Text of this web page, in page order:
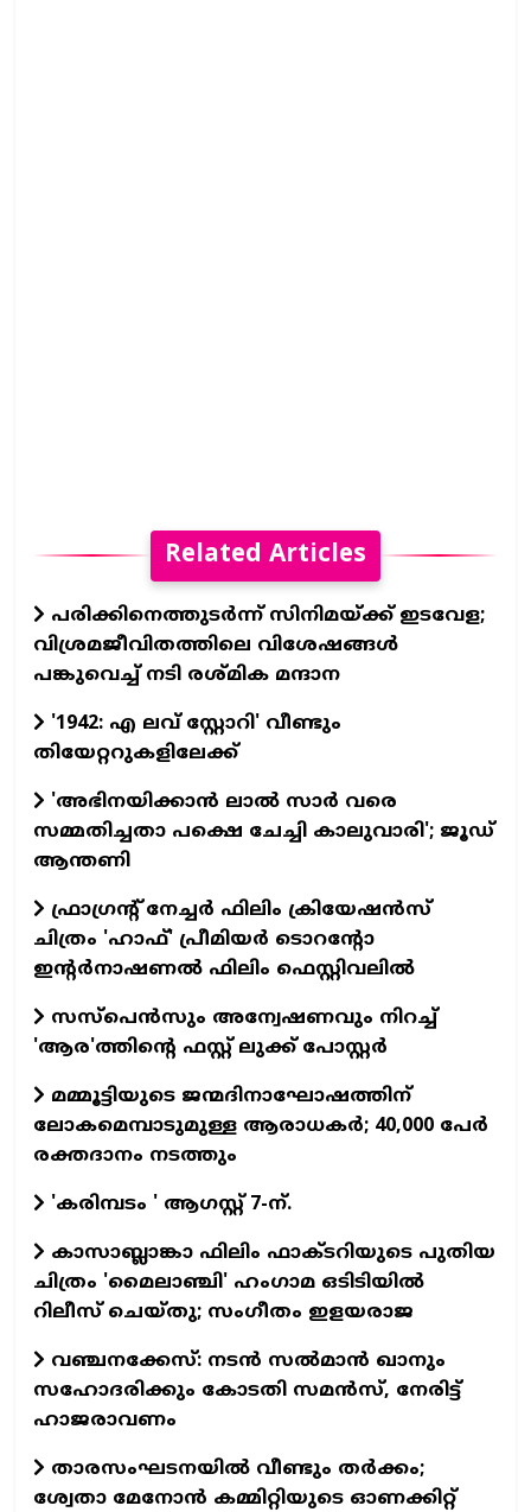
Related Articles
പരിക്കിനെത്തുടർന്ന് സിനിമയ്ക്ക് ഇടവേള;
വിശ്രമജീവിതത്തിലെ വിശേഷങ്ങൾ
പങ്കുവെച്ച് നടി രശ്മിക മന്ദാന
'1942: എ ലവ് സ്റ്റോറി' വീണ്ടും
തിയേറ്ററുകളിലേക്ക്
'അഭിനയിക്കാന്‍ ലാല്‍ സാര്‍ വരെ
സമ്മതിച്ചതാ പക്ഷെ ചേച്ചി കാലുവാരി'; ജൂഡ്
ആന്തണി
ഫ്രാഗ്രന്റ് നേച്ചര്‍ ഫിലിം ക്രിയേഷന്‍സ്
ചിത്രം 'ഹാഫ്' പ്രീമിയര്‍ ടൊറന്റോ
ഇന്റര്‍നാഷണല്‍ ഫിലിം ഫെസ്റ്റിവലില്‍
സസ്പെന്‍സും അന്വേഷണവും നിറച്ച്
'ആര'ത്തിന്റെ ഫസ്റ്റ് ലുക്ക് പോസ്റ്റര്‍
മമ്മൂട്ടിയുടെ ജന്മദിനാഘോഷത്തിന്
ലോകമെമ്പാടുമുള്ള ആരാധകര്‍; 40,000 പേര്‍
രക്തദാനം നടത്തും
'കരിമ്പടം ' ആഗസ്റ്റ് 7-ന്.
കാസാബ്ലാങ്കാ ഫിലിം ഫാക്ടറിയുടെ പുതിയ
ചിത്രം 'മൈലാഞ്ചി' ഹംഗാമ ഒടിടിയില്‍
റിലീസ് ചെയ്തു; സംഗീതം ഇളയരാജ
വഞ്ചനക്കേസ്: നടന്‍ സല്‍മാന്‍ ഖാനും
സഹോദരിക്കും കോടതി സമന്‍സ്, നേരിട്ട്
ഹാജരാവണം
താരസംഘടനയില്‍ വീണ്ടും തര്‍ക്കം;
ശ്വേതാ മേനോന്‍ കമ്മിറ്റിയുടെ ഓണക്കിറ്റ്